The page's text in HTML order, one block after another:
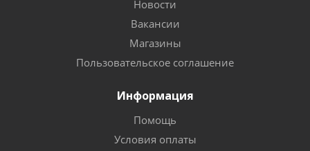
Новости
Вакансии
Магазины
Пользовательское соглашение
Информация
Помощь
Условия оплаты